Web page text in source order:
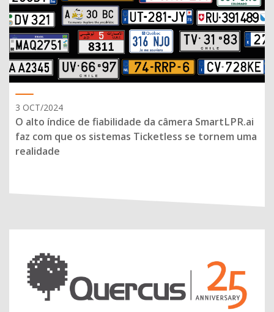
3 OCT/2024
O alto índice de fiabilidade da câmera SmartLPR.ai
faz com que os sistemas Ticketless se tornem uma
realidade